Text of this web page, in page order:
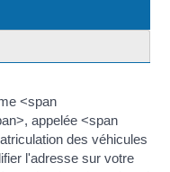
<span
appelée <span
des véhicules
l'adresse sur votre